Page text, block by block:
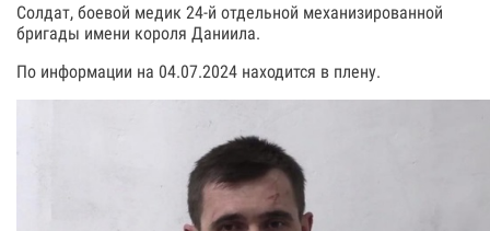
Солдат, боевой медик 24-й отдельной механизированной
бригады имени короля Даниила.
По информации на 04.07.2024 находится в плену.